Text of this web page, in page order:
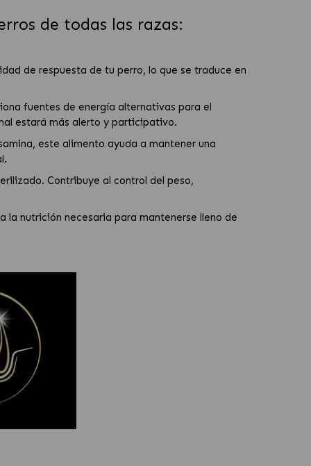
de todas las razas:
de respuesta de tu perro, lo que se traduce en
fuentes de energía alternativas para el
estará más alerto y participativo.
este alimento ayuda a mantener una
Contribuye al control del peso,
nutrición necesaria para mantenerse lleno de